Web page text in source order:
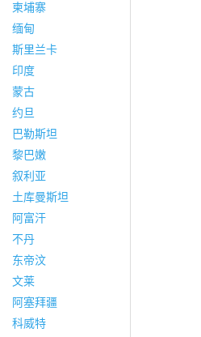
柬埔寨
缅甸
斯里兰卡
印度
蒙古
约旦
巴勒斯坦
黎巴嫩
叙利亚
土库曼斯坦
阿富汗
不丹
东帝汶
文莱
阿塞拜疆
科威特